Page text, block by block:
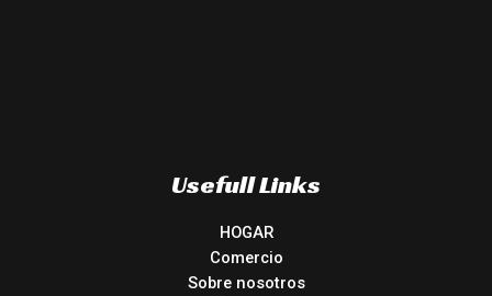
Usefull Links
HOGAR
Comercio
Sobre nosotros